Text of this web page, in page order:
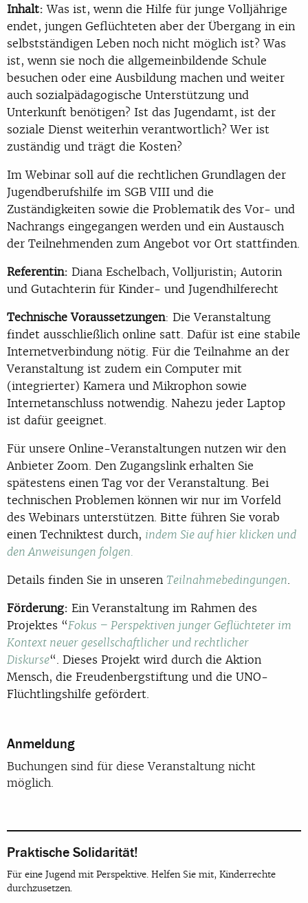
Inhalt:Was ist, wenn die Hilfe für junge Volljährige
endet, jungen Geflüchteten aber der Übergang in ein
selbstständigen Leben noch nicht möglich ist? Was
ist, wenn sie noch die allgemeinbildende Schule
besuchen oder eine Ausbildung machen und weiter
auch sozialpädagogische Unterstützung und
Unterkunft benötigen? Ist das Jugendamt, ist der
soziale Dienst weiterhin verantwortlich? Wer ist
zuständig und trägt die Kosten?
Im Webinar soll auf die rechtlichen Grundlagen der
Jugendberufshilfe im SGB VIII und die
Zuständigkeiten sowie die Problematik des Vor- und
Nachrangs eingegangen werden und ein Austausch
der Teilnehmenden zum Angebot vor Ort stattfinden.
Referentin: Diana Eschelbach, Volljuristin; Autorin
und Gutachterin für Kinder- und Jugendhilferecht
Technische Voraussetzungen: Die Veranstaltung
findet ausschließlich online satt. Dafür ist eine stabile
Internetverbindung nötig. Für die Teilnahme an der
Veranstaltung ist zudem ein Computer mit
(integrierter) Kamera und Mikrophon sowie
Internetanschluss notwendig. Nahezu jeder Laptop
ist dafür geeignet.
Für unsere Online-Veranstaltungen nutzen wir den
Anbieter Zoom. Den Zugangslink erhalten Sie
spätestens einen Tag vor der Veranstaltung. Bei
technischen Problemen können wir nur im Vorfeld
des Webinars unterstützen. Bitte führen Sie vorab
einen Techniktest durch, indem Sie auf hier klicken und
den Anweisungen folgen.
Details finden Sie in unseren Teilnahmebedingungen.
Förderung: Ein Veranstaltung im Rahmen des
Projektes “Fokus – Perspektiven junger Geflüchteter im
Kontext neuer gesellschaftlicher und rechtlicher
Diskurse“. Dieses Projekt wird durch die Aktion
Mensch, die Freudenbergstiftung und die UNO-
Flüchtlingshilfe gefördert.
Anmeldung
Buchungen sind für diese Veranstaltung nicht
möglich.
Praktische Solidarität!
Für eine Jugend mit Perspektive. Helfen Sie mit, Kinderrechte
durchzusetzen.